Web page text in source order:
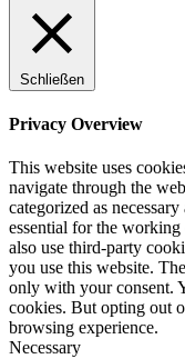
Schließen
Privacy Overview
This website uses
navigate through the
categorized as
essential for the
also use third-party
you use this website.
only with your consent.
cookies. But opting out
browsing experience.
Necessary